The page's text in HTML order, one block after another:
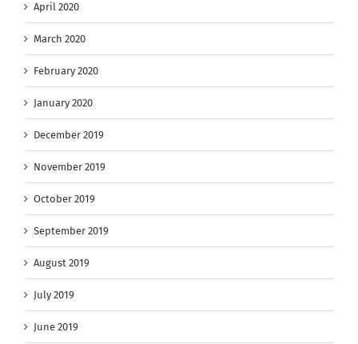
April 2020
March 2020
February 2020
January 2020
December 2019
November 2019
October 2019
September 2019
August 2019
July 2019
June 2019